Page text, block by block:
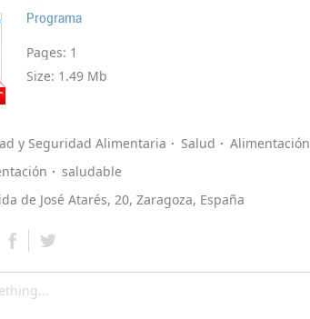
Programa
Pages: 1
Size: 1.49 Mb
y Seguridad Alimentaria Salud Alimentación
saludable
de José Atarés, 20, Zaragoza, España